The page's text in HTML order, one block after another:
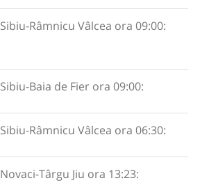
Sibiu-Râmnicu Vâlcea ora 09:00:
Sibiu-Baia de Fier ora 09:00:
Sibiu-Râmnicu Vâlcea ora 06:30:
Novaci-Târgu Jiu ora 13:23: